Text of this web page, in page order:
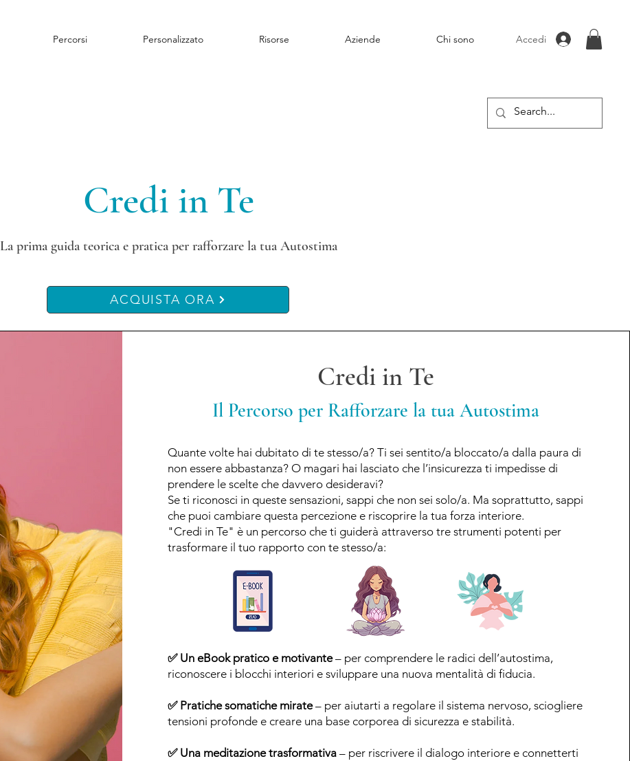
Percorsi Personalizzato Risorse Aziende Chi sono Accedi
Credi in Te
La prima guida teorica e pratica per rafforzare la tua Autostima
ACQUISTA ORA
Credi in Te
Il Percorso per Rafforzare la tua Autostima
Quante volte hai dubitato di te stesso/a? Ti sei sentito/a bloccato/a dalla paura di
non essere abbastanza? O magari hai lasciato che l’insicurezza ti impedisse di
prendere le scelte che davvero desideravi?
Se ti riconosci in queste sensazioni, sappi che non sei solo/a. Ma soprattutto, sappi
che puoi cambiare questa percezione e riscoprire la tua forza interiore.
"Credi in Te" è un percorso che ti guiderà attraverso tre strumenti potenti per
trasformare il tuo rapporto con te stesso/a:
✅ Un eBook pratico e motivante– per comprendere le radici dell’autostima,
riconoscere i blocchi interiori e sviluppare una nuova mentalità di fiducia.
✅ Pratiche somatiche mirate– per aiutarti a regolare il sistema nervoso, sciogliere
tensioni profonde e creare una base corporea di sicurezza e stabilità.
✅ Una meditazione trasformativa– per riscrivere il dialogo interiore e connetterti